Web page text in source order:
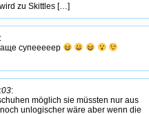
zu Skittles […]
:
супееееер
:
möglich sie müssten nur aus
unlogischer wäre aber wenn die